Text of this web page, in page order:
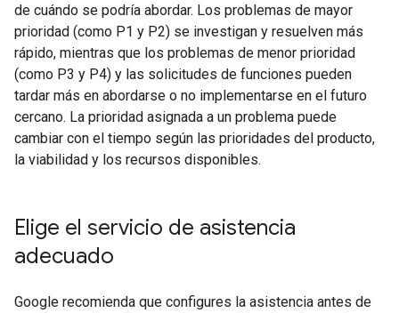
de cuándo se podría abordar. Los problemas de mayor
prioridad (como P1 y P2) se investigan y resuelven más
rápido, mientras que los problemas de menor prioridad
(como P3 y P4) y las solicitudes de funciones pueden
tardar más en abordarse o no implementarse en el futuro
cercano. La prioridad asignada a un problema puede
cambiar con el tiempo según las prioridades del producto,
la viabilidad y los recursos disponibles.
Elige el servicio de asistencia
adecuado
Google recomienda que configures la asistencia antes de